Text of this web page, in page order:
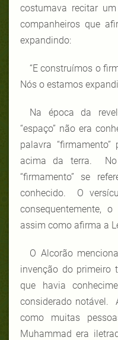
costumava recitar
companheiros que
expandindo:
“E construímos o
Nós o estamos
Na época da
“espaço” não era
palavra
acima da terra. No
“firmamento” se
conhecido. O
consequentemente,
assim como afirma a
O Alcorão
invenção do primeiro
que havia
considerado notável.
como muitas
Muhammad era